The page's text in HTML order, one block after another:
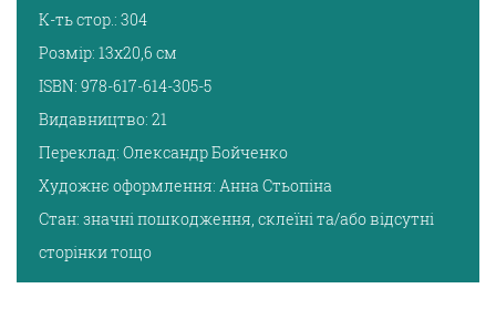
К-ть стор.: 304
Розмір: 13х20,6 см
ISBN: 978-617-614-305-5
Видавництво: 21
Переклад: Олександр Бойченко
Художнє оформлення: Анна Стьопіна
Стан: значні пошкодження, склеїні та/або відсутні
сторінки тощо